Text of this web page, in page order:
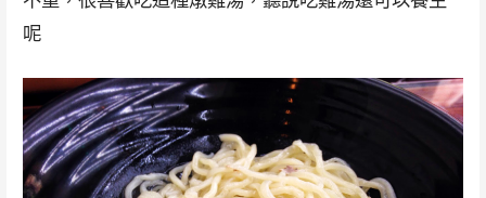
呢